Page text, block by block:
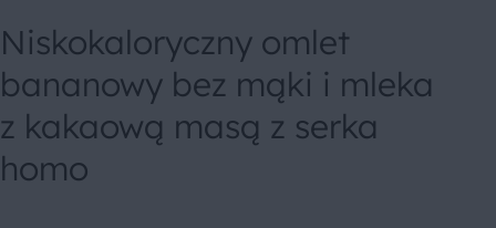
Niskokaloryczny omlet
bananowy bez mąki i mleka
z kakaową masą z serka
homo